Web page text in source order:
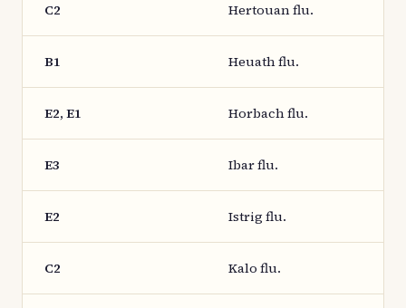
C2 Hertouan flu.
B1 Heuath flu.
E2, E1 Horbach flu.
E3 Ibar flu.
E2 Istrig flu.
C2 Kalo flu.